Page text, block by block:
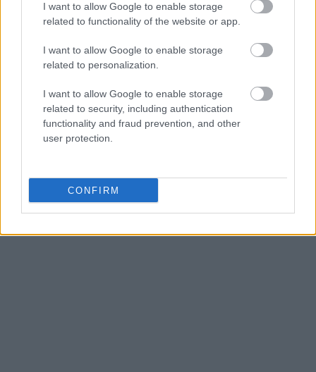
I want to allow Google to enable storage
related to functionality of the website or app.
I want to allow Google to enable storage
related to personalization.
I want to allow Google to enable storage
related to security, including authentication
functionality and fraud prevention, and other
user protection.
CONFIRM
Αφρική και την Κεντρική & Νότια Αμερική. Η
αρθρωτή αρχιτεκτονική και η αποδεδειγμένη
επεκτασιμότητά της την καθιστούν την ιδανική
λύση για τράπεζες που επιδιώκουν να
υπηρεσίες τους» καταλήγει.
Ακολουθήστε τοinsider.gr στο Google News